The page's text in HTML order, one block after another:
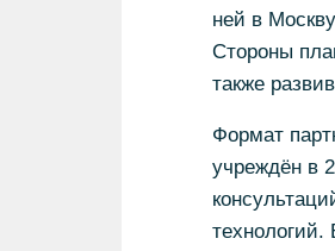
ней в
Стороны
также
Формат
учреждён в